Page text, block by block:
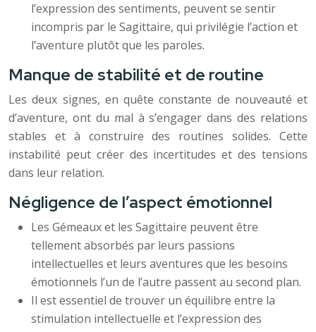
l’expression des sentiments, peuvent se sentir
incompris par le Sagittaire, qui privilégie l’action et
l’aventure plutôt que les paroles.
Manque de stabilité et de routine
Les deux signes, en quête constante de nouveauté et
d’aventure, ont du mal à s’engager dans des relations
stables et à construire des routines solides. Cette
instabilité peut créer des incertitudes et des tensions
dans leur relation.
Négligence de l’aspect émotionnel
Les Gémeaux et les Sagittaire peuvent être
tellement absorbés par leurs passions
intellectuelles et leurs aventures que les besoins
émotionnels l’un de l’autre passent au second plan.
Il est essentiel de trouver un équilibre entre la
stimulation intellectuelle et l’expression des